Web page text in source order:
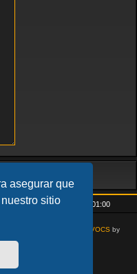
asegurar que
sitio
los horarios son UTC+01:00
VOCSby
© phpBB Limited
phpBB España